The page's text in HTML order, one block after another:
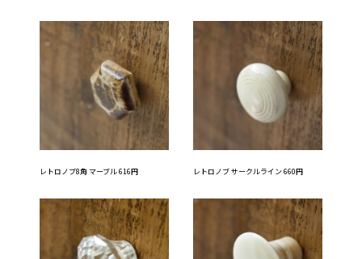
レトロノブ8角 マーブル 616円 レトロノブ サークルライン 660円